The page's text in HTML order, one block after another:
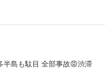
半島も駄目 全部事故😡渋滞